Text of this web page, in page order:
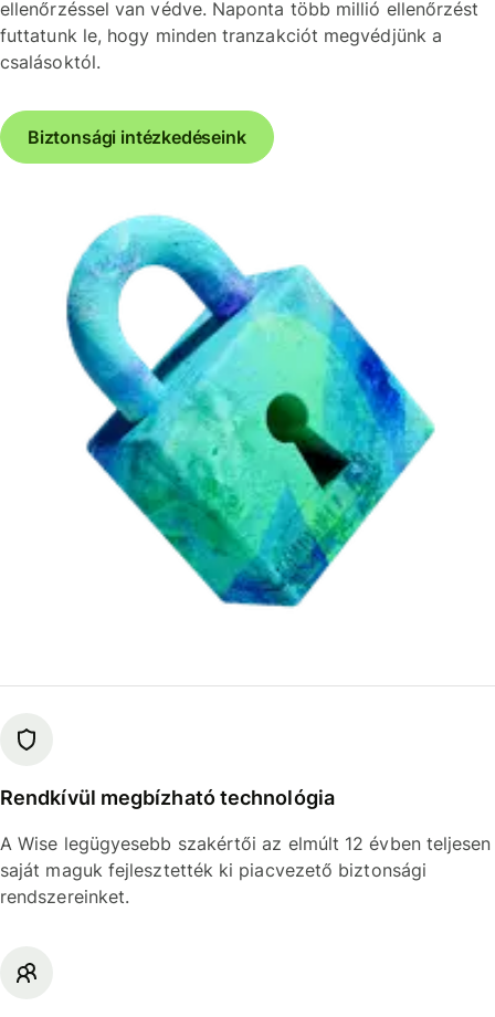
ellenőrzéssel van védve. Naponta több millió ellenőrzést
futtatunk le, hogy minden tranzakciót megvédjünk a
csalásoktól.
Biztonsági intézkedéseink
Rendkívül megbízható technológia
A Wise legügyesebb szakértői az elmúlt 12 évben teljesen
saját maguk fejlesztették ki piacvezető biztonsági
rendszereinket.